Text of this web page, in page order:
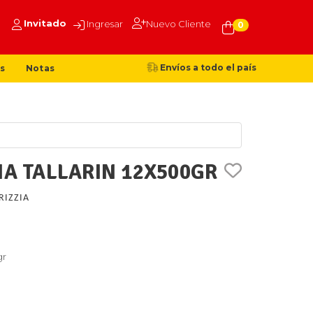
Invitado Ingresar Nuevo Cliente 0
Notas Envíos a todo el país
TALLARIN 12X500GR